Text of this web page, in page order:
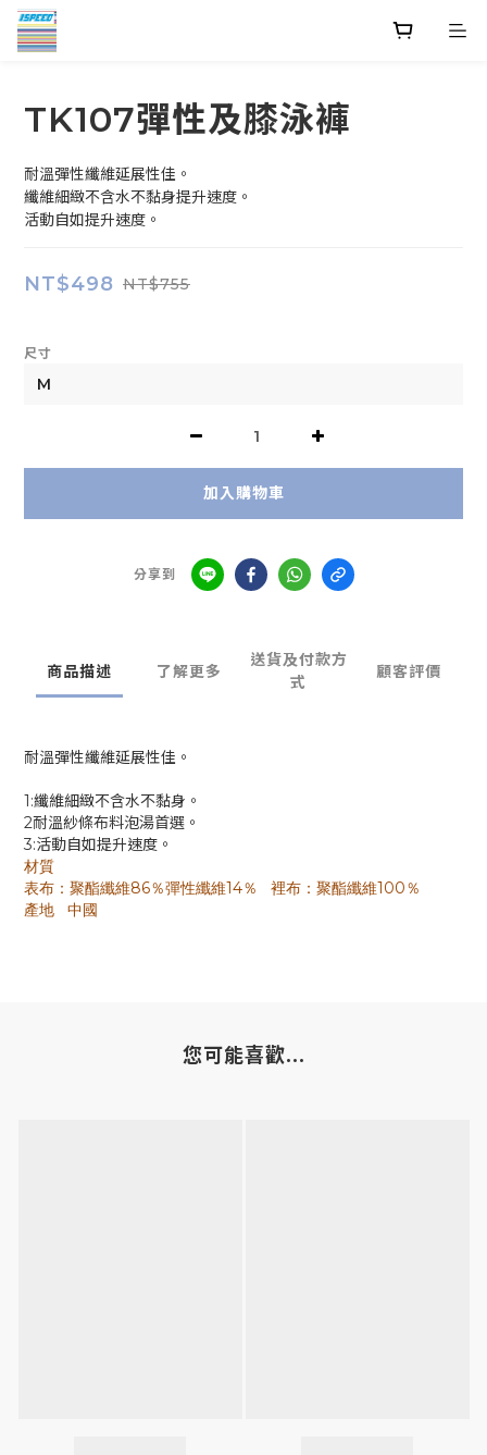
TK107彈性及膝泳褲
耐溫彈性纖維延展性佳。
纖維細緻不含水不黏身提升速度。
活動自如提升速度。
NT$498 NT$755
尺寸
加入購物車
分享到
商品描述 了解更多
送貨及付款方
式
顧客評價
耐溫彈性纖維延展性佳。
1:纖維細緻不含水不黏身。
2耐溫紗條布料泡湯首選。
3:活動自如提升速度。
材質
表布：聚酯纖維86％彈性纖維14％ 裡布：聚酯纖維100％
產地
中國
您可能喜歡...